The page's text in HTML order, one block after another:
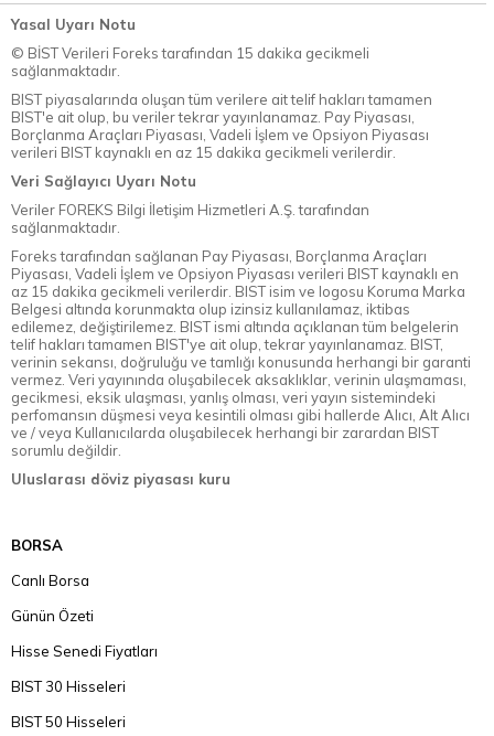
Yasal Uyarı Notu
© BİST Verileri Foreks tarafından 15 dakika gecikmeli
sağlanmaktadır.
BIST piyasalarında oluşan tüm verilere ait telif hakları tamamen
BIST'e ait olup, bu veriler tekrar yayınlanamaz. Pay Piyasası,
Borçlanma Araçları Piyasası, Vadeli İşlem ve Opsiyon Piyasası
verileri BIST kaynaklı en az 15 dakika gecikmeli verilerdir.
Veri Sağlayıcı Uyarı Notu
Veriler FOREKS Bilgi İletişim Hizmetleri A.Ş. tarafından
sağlanmaktadır.
Foreks tarafından sağlanan Pay Piyasası, Borçlanma Araçları
Piyasası, Vadeli İşlem ve Opsiyon Piyasası verileri BIST kaynaklı en
az 15 dakika gecikmeli verilerdir. BIST isim ve logosu Koruma Marka
Belgesi altında korunmakta olup izinsiz kullanılamaz, iktibas
edilemez, değiştirilemez. BIST ismi altında açıklanan tüm belgelerin
telif hakları tamamen BIST'ye ait olup, tekrar yayınlanamaz. BIST,
verinin sekansı, doğruluğu ve tamlığı konusunda herhangi bir garanti
vermez. Veri yayınında oluşabilecek aksaklıklar, verinin ulaşmaması,
gecikmesi, eksik ulaşması, yanlış olması, veri yayın sistemindeki
perfomansın düşmesi veya kesintili olması gibi hallerde Alıcı, Alt Alıcı
ve / veya Kullanıcılarda oluşabilecek herhangi bir zarardan BIST
sorumlu değildir.
Uluslarası döviz piyasası kuru
BORSA
Canlı Borsa
Günün Özeti
Hisse Senedi Fiyatları
BIST 30 Hisseleri
BIST 50 Hisseleri